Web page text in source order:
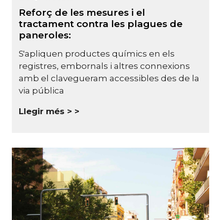
Reforç de les mesures i el
tractament contra les plagues de
paneroles:
S'apliquen productes químics en els
registres, embornals i altres connexions
amb el clavegueram accessibles des de la
via pública
Llegir més >